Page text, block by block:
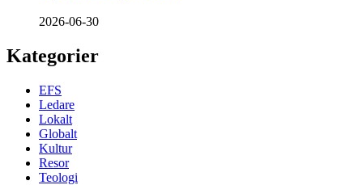
2026-06-30
Kategorier
EFS
Ledare
Lokalt
Globalt
Kultur
Resor
Teologi